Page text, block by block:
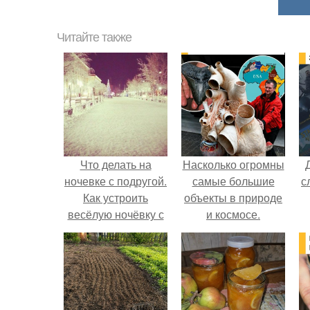
Читайте также
Что делать на
ночевке с подругой.
Как устроить
весёлую ночёвку с
подружками
Насколько огромны
самые большие
объекты в природе
и космосе.